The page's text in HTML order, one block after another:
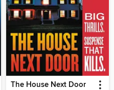
The House Next Door